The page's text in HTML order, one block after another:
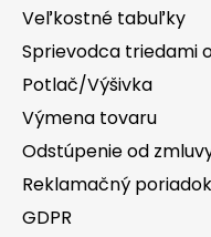
Veľkostné tabuľky
Sprievodca triedami
Potlač/Výšivka
Výmena tovaru
Odstúpenie od
Reklamačný
GDPR